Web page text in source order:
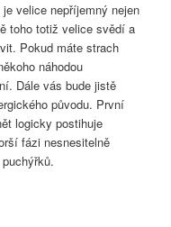
velice nepříjemný nejen
toho totiž velice svědí a
Pokud máte strach
náhodou
Dále vás bude jistě
původu. První
logicky postihuje
fázi nesnesitelně